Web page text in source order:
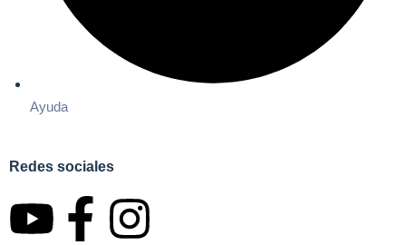
Ayuda
Redes sociales